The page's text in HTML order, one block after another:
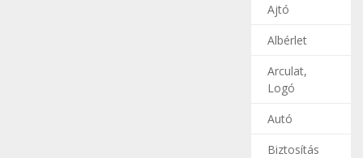
Ajtó
Albérlet
Arculat,
Logó
Autó
Biztosítás